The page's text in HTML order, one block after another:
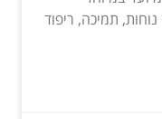
תמיכה, ריפוד